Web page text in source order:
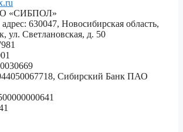
«СИБПОЛ»
630047, Новосибирская область,
ул. Светлановская, д. 50
Сибирский Банк ПАО